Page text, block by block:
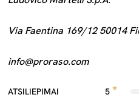
Via Faentina 169/12 50014
info@proraso.com
ATSILIEPIMAI 5